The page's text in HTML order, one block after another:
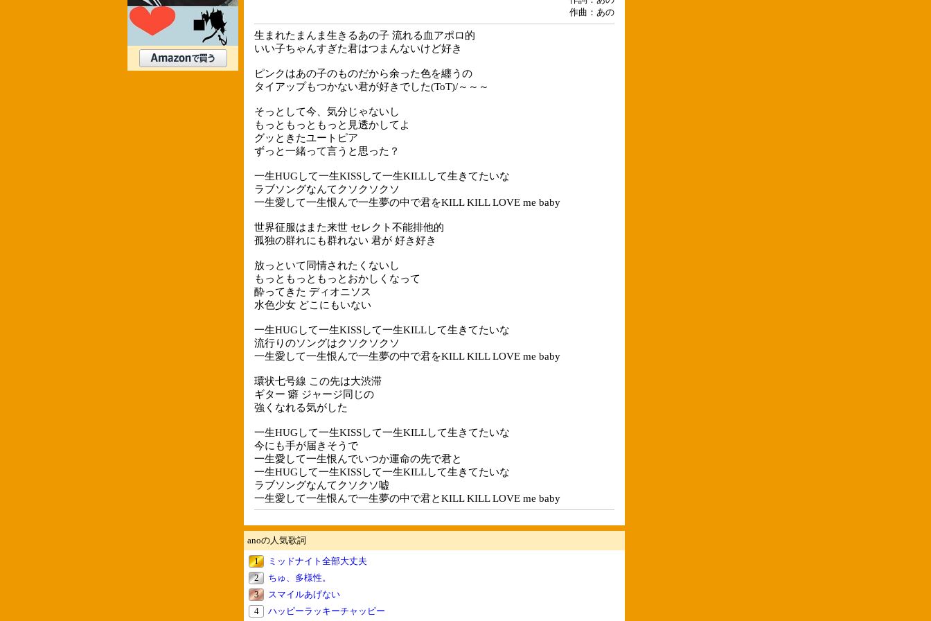
作曲：あの
生まれたまんま生きるあの子 流れる血アポロ的
いい子ちゃんすぎた君はつまんないけど好き
ピンクはあの子のものだから余った色を纏うの
タイアップもつかない君が好きでした(ToT)/～～～
そっとして今、気分じゃないし
もっともっともっと見透かしてよ
グッときたユートピア
ずっと一緒って言うと思った？
一生HUGして一生KISSして一生KILLして生きてたいな
ラブソングなんてクソクソクソ
一生愛して一生恨んで一生夢の中で君をKILL KILL LOVE me baby
世界征服はまた来世 セレクト不能排他的
孤独の群れにも群れない 君が 好き好き
放っといて同情されたくないし
もっともっともっとおかしくなって
酔ってきた ディオニソス
水色少女 どこにもいない
一生HUGして一生KISSして一生KILLして生きてたいな
流行りのソングはクソクソクソ
一生愛して一生恨んで一生夢の中で君をKILL KILL LOVE me baby
環状七号線 この先は大渋滞
ギター 癖 ジャージ同じの
強くなれる気がした
一生HUGして一生KISSして一生KILLして生きてたいな
今にも手が届きそうで
一生愛して一生恨んでいつか運命の先で君と
一生HUGして一生KISSして一生KILLして生きてたいな
ラブソングなんてクソクソ嘘
一生愛して一生恨んで一生夢の中で君とKILL KILL LOVE me baby
anoの人気歌詞
1
ミッドナイト全部大丈夫
2
ちゅ、多様性。
3
スマイルあげない
4
ハッピーラッキーチャッピー